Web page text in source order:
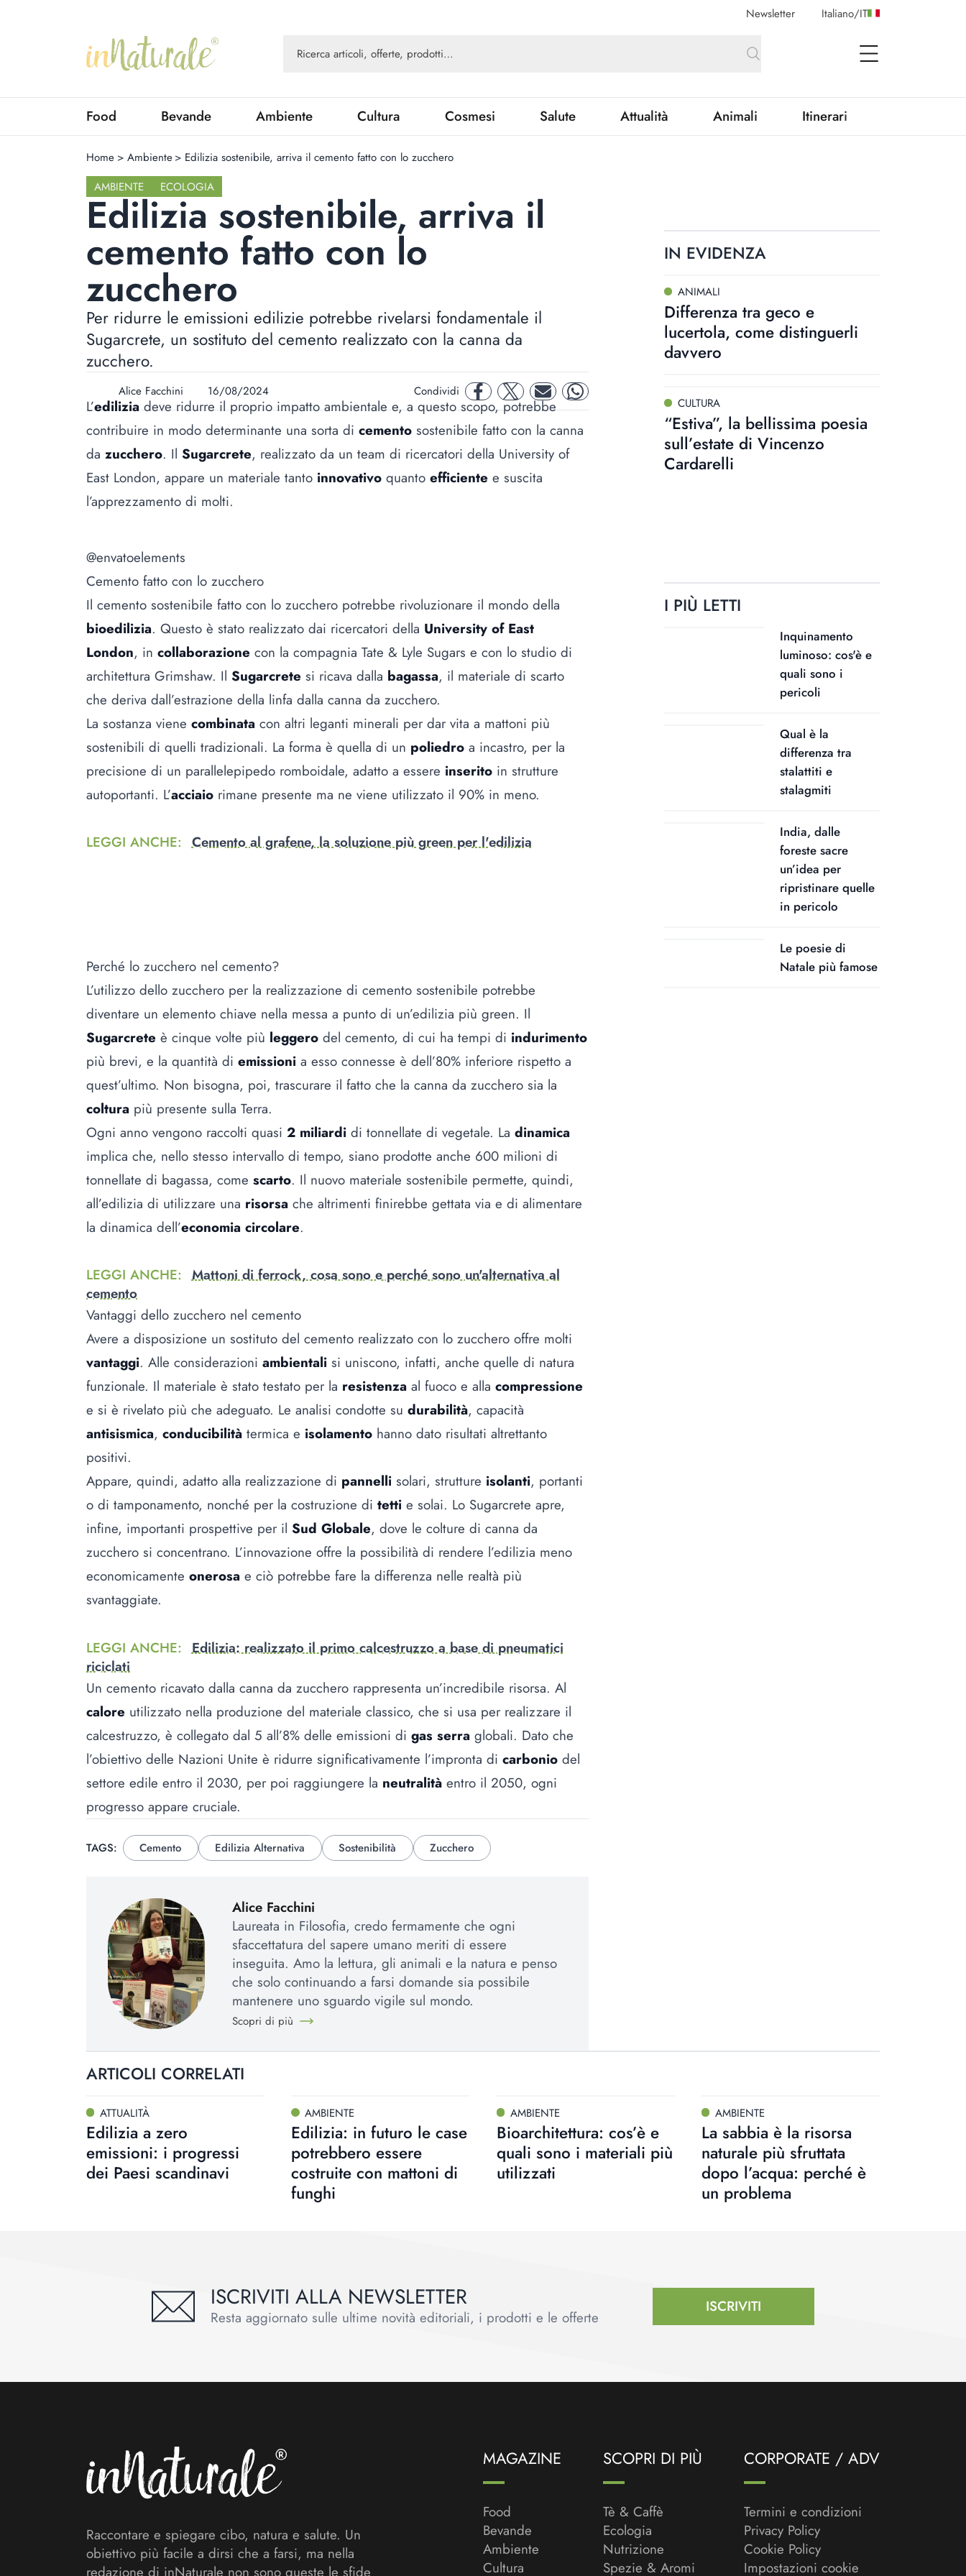
Newsletter Italiano/IT
open Menu
Food Bevande Ambiente Cultura Cosmesi Salute Attualità Animali Itinerari
Home > Ambiente > Edilizia sostenibile, arriva il cemento fatto con lo zucchero
AMBIENTE
ECOLOGIA
Edilizia sostenibile, arriva il
cemento fatto con lo
zucchero
Per ridurre le emissioni edilizie potrebbe rivelarsi fondamentale il
Sugarcrete, un sostituto del cemento realizzato con la canna da
zucchero.
Alice Facchini 16/08/2024 Condividi facebooktwitter mail whatsapp
L’ediliziadeve ridurre il proprio impatto ambientale e, a questo scopo, potrebbe
contribuire in modo determinante una sorta di cemento sostenibile fatto con la canna
da zucchero. Il Sugarcrete, realizzato da un team di ricercatori della University of
East London, appare un materiale tanto innovativo quanto efficiente e suscita
l’apprezzamento di molti.
@envatoelements
Cemento fatto con lo zucchero
Il cemento sostenibile fatto con lo zucchero potrebbe rivoluzionare il mondo della
bioedilizia. Questo è stato realizzato dai ricercatori della University of East
London, in collaborazione con la compagnia Tate & Lyle Sugars e con lo studio di
architettura Grimshaw. Il Sugarcrete si ricava dalla bagassa, il materiale di scarto
che deriva dall’estrazione della linfa dalla canna da zucchero.
La sostanza viene combinata con altri leganti minerali per dar vita a mattoni più
sostenibili di quelli tradizionali. La forma è quella di un poliedro a incastro, per la
precisione di un parallelepipedo romboidale, adatto a essere inserito in strutture
autoportanti. L’acciaio rimane presente ma ne viene utilizzato il 90% in meno.
LEGGI ANCHE: Cemento al grafene, la soluzione più green per l'edilizia
Perché lo zucchero nel cemento?
L’utilizzo dello zucchero per la realizzazione di cemento sostenibile potrebbe
diventare un elemento chiave nella messa a punto di un’edilizia più green. Il
Sugarcrete è cinque volte più leggero del cemento, di cui ha tempi di indurimento
più brevi, e la quantità di emissioni a esso connesse è dell’80% inferiore rispetto a
quest’ultimo. Non bisogna, poi, trascurare il fatto che la canna da zucchero sia la
coltura più presente sulla Terra.
Ogni anno vengono raccolti quasi 2 miliardi di tonnellate di vegetale. La dinamica
implica che, nello stesso intervallo di tempo, siano prodotte anche 600 milioni di
tonnellate di bagassa, come scarto. Il nuovo materiale sostenibile permette, quindi,
all’edilizia di utilizzare una risorsa che altrimenti finirebbe gettata via e di alimentare
la dinamica dell’economia circolare.
LEGGI ANCHE: Mattoni di ferrock, cosa sono e perché sono un'alternativa al
cemento
Vantaggi dello zucchero nel cemento
Avere a disposizione un sostituto del cemento realizzato con lo zucchero offre molti
vantaggi. Alle considerazioni ambientali si uniscono, infatti, anche quelle di natura
funzionale. Il materiale è stato testato per la resistenza al fuoco e alla compressione
e si è rivelato più che adeguato. Le analisi condotte su durabilità, capacità
antisismica, conducibilità termica e isolamento hanno dato risultati altrettanto
positivi.
Appare, quindi, adatto alla realizzazione di pannelli solari, strutture isolanti, portanti
o di tamponamento, nonché per la costruzione di tetti e solai. Lo Sugarcrete apre,
infine, importanti prospettive per il Sud Globale, dove le colture di canna da
zucchero si concentrano. L’innovazione offre la possibilità di rendere l’edilizia meno
economicamente onerosa e ciò potrebbe fare la differenza nelle realtà più
svantaggiate.
LEGGI ANCHE: Edilizia: realizzato il primo calcestruzzo a base di pneumatici
riciclati
Un cemento ricavato dalla canna da zucchero rappresenta un’incredibile risorsa. Al
calore utilizzato nella produzione del materiale classico, che si usa per realizzare il
calcestruzzo, è collegato dal 5 all’8% delle emissioni di gas serra globali. Dato che
l’obiettivo delle Nazioni Unite è ridurre significativamente l’impronta di carbonio del
settore edile entro il 2030, per poi raggiungere la neutralità entro il 2050, ogni
progresso appare cruciale.
TAGS: Cemento Edilizia Alternativa Sostenibilità Zucchero
Alice Facchini
Laureata in Filosofia, credo fermamente che ogni
sfaccettatura del sapere umano meriti di essere
inseguita. Amo la lettura, gli animali e la natura e penso
che solo continuando a farsi domande sia possibile
mantenere uno sguardo vigile sul mondo.
Scopri di più
IN EVIDENZA
ANIMALI
Differenza tra geco e
lucertola, come distinguerli
davvero
CULTURA
“Estiva”, la bellissima poesia
sull’estate di Vincenzo
Cardarelli
I PIÙ LETTI
Inquinamento
luminoso: cos'è e
quali sono i
pericoli
Qual è la
differenza tra
stalattiti e
stalagmiti
India, dalle
foreste sacre
un’idea per
ripristinare quelle
in pericolo
Le poesie di
Natale più famose
ARTICOLI CORRELATI
ATTUALITÀ
Edilizia a zero
emissioni: i progressi
dei Paesi scandinavi
AMBIENTE
Edilizia: in futuro le case
potrebbero essere
costruite con mattoni di
funghi
AMBIENTE
Bioarchitettura: cos’è e
quali sono i materiali più
utilizzati
AMBIENTE
La sabbia è la risorsa
naturale più sfruttata
dopo l’acqua: perché è
un problema
ISCRIVITI ALLA NEWSLETTER
Resta aggiornato sulle ultime novità editoriali, i prodotti e le offerte
ISCRIVITI
Raccontare e spiegare cibo, natura e salute. Un
obiettivo più facile a dirsi che a farsi, ma nella
MAGAZINE
Food
Bevande
Ambiente
Cultura
SCOPRI DI PIÙ
Tè & Caffè
Ecologia
Nutrizione
Spezie & Aromi
CORPORATE / ADV
Termini e condizioni
Privacy Policy
Cookie Policy
Impostazioni cookie